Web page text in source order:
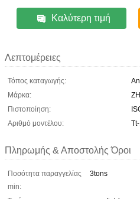
Καλύτερη τιμή
Λεπτομέρειες
Τόπος καταγωγής:
Μάρκα:
Πιστοποίηση:
Αριθμό μοντέλου:
Πληρωμής & Αποστολής Όροι
Ποσότητα παραγγελίας
min:
3tons